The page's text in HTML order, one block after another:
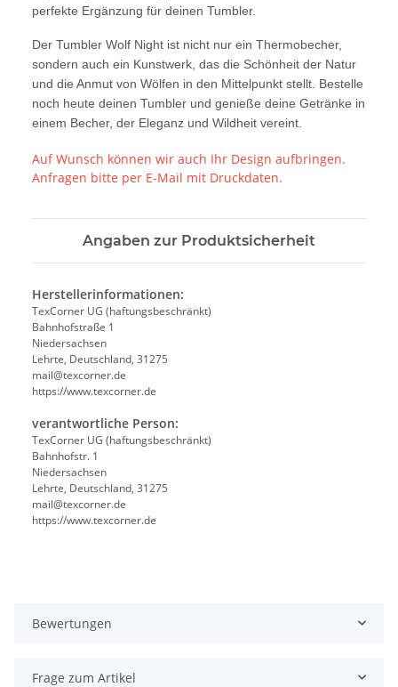
perfekte Ergänzung für deinen Tumbler.
Der Tumbler Wolf Night ist nicht nur ein Thermobecher,
sondern auch ein Kunstwerk, das die Schönheit der Natur
und die Anmut von Wölfen in den Mittelpunkt stellt. Bestelle
noch heute deinen Tumbler und genieße deine Getränke in
einem Becher, der Eleganz und Wildheit vereint.
Auf Wunsch können wir auch Ihr Design aufbringen.
Anfragen bitte per E-Mail mit Druckdaten.
Angaben zur Produktsicherheit
Herstellerinformationen:
TexCorner UG (haftungsbeschränkt)
Bahnhofstraße 1
Niedersachsen
Lehrte, Deutschland, 31275
mail@texcorner.de
https://www.texcorner.de
verantwortliche Person:
TexCorner UG (haftungsbeschränkt)
Bahnhofstr. 1
Niedersachsen
Lehrte, Deutschland, 31275
mail@texcorner.de
https://www.texcorner.de
Bewertungen
Frage zum Artikel